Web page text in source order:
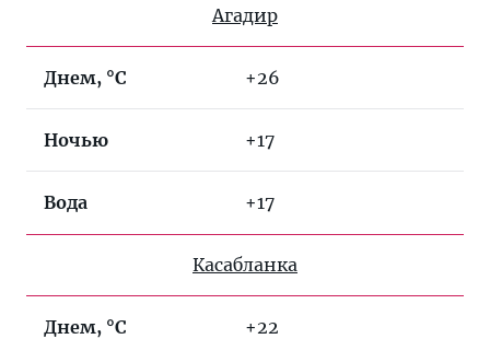
Агадир
Днем, °C +26
Ночью +17
Вода +17
Касабланка
Днем, °C +22